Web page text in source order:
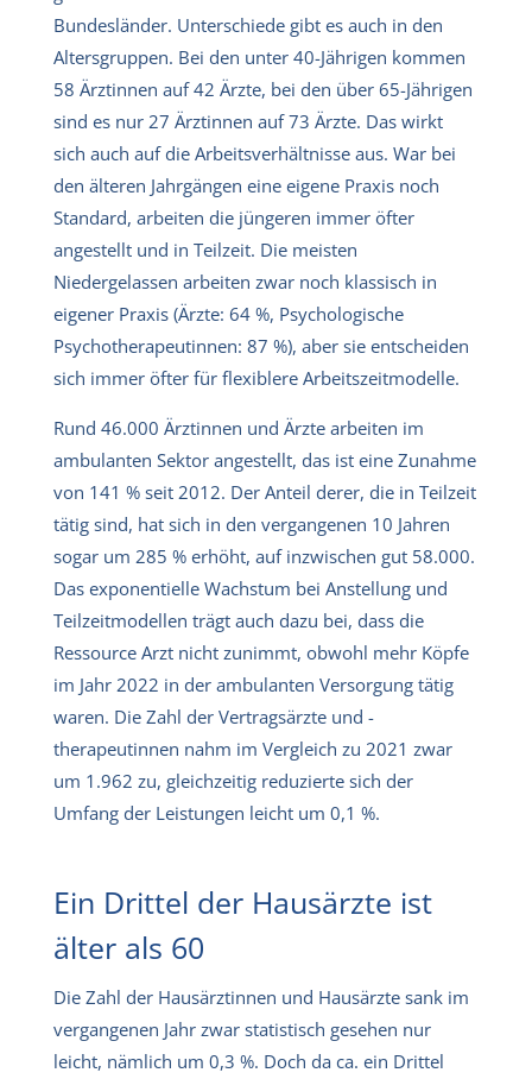
Bundesländer. Unterschiede gibt es auch in den
Altersgruppen. Bei den unter 40-Jährigen kommen
58 Ärztinnen auf 42 Ärzte, bei den über 65-Jährigen
sind es nur 27 Ärztinnen auf 73 Ärzte. Das wirkt
sich auch auf die Arbeitsverhältnisse aus. War bei
den älteren Jahrgängen eine eigene Praxis noch
Standard, arbeiten die jüngeren immer öfter
angestellt und in Teilzeit. Die meisten
Niedergelassen arbeiten zwar noch klassisch in
eigener Praxis (Ärzte: 64 %, Psychologische
Psychotherapeutinnen: 87 %), aber sie entscheiden
sich immer öfter für flexiblere Arbeitszeitmodelle.
Rund 46.000 Ärztinnen und Ärzte arbeiten im
ambulanten Sektor angestellt, das ist eine Zunahme
von 141 % seit 2012. Der Anteil derer, die in Teilzeit
tätig sind, hat sich in den vergangenen 10 Jahren
sogar um 285 % erhöht, auf inzwischen gut 58.000.
Das exponentielle Wachstum bei Anstellung und
Teilzeitmodellen trägt auch dazu bei, dass die
Ressource Arzt nicht zunimmt, obwohl mehr Köpfe
im Jahr 2022 in der ambulanten Versorgung tätig
waren. Die Zahl der Vertragsärzte und -
therapeutinnen nahm im Vergleich zu 2021 zwar
um 1.962 zu, gleichzeitig reduzierte sich der
Umfang der Leistungen leicht um 0,1 %.
Ein Drittel der Hausärzte ist
älter als 60
Die Zahl der Hausärztinnen und Hausärzte sank im
vergangenen Jahr zwar statistisch gesehen nur
leicht, nämlich um 0,3 %. Doch da ca. ein Drittel